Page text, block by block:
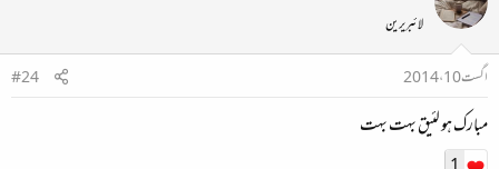
لائبریرین
اگست 10، 2014
#24
مبارک ہو لئیق بہت بہت